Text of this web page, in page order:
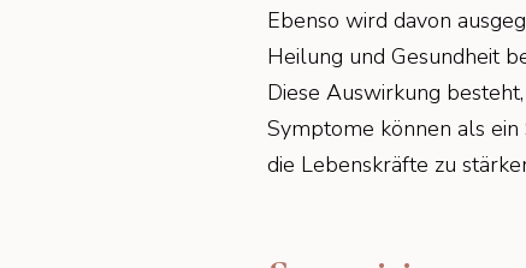
Ebenso wird davon
Heilung und Gesundheit
Diese Auswirkung
Symptome können als
die Lebenskräfte zu